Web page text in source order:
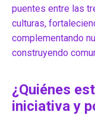
puentes entre las
culturas,
complementando
construyendo
¿Quiénes
iniciativa y